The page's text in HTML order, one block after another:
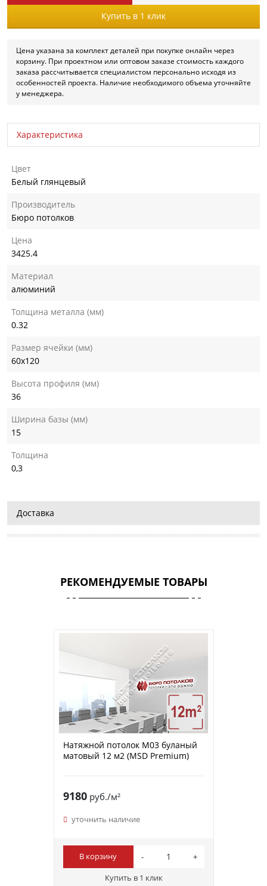
Купить в 1 клик
Цена указана за комплект деталей при покупке онлайн через
корзину. При проектном или оптовом заказе стоимость каждого
заказа рассчитывается специалистом персонально исходя из
особенностей проекта. Наличие необходимого объема уточняйте
у менеджера.
Характеристика
Цвет
Белый глянцевый
Производитель
Бюро потолков
Цена
3425.4
Материал
алюминий
Толщина металла (мм)
0.32
Размер ячейки (мм)
60х120
Высота профиля (мм)
36
Ширина базы (мм)
15
Толщина
0,3
Доставка
РЕКОМЕНДУЕМЫЕ ТОВАРЫ
Натяжной потолок M03 буланый
матовый 12 м2 (MSD Premium)
9180руб./м²
уточнить наличие
В корзину
Купить в 1 клик